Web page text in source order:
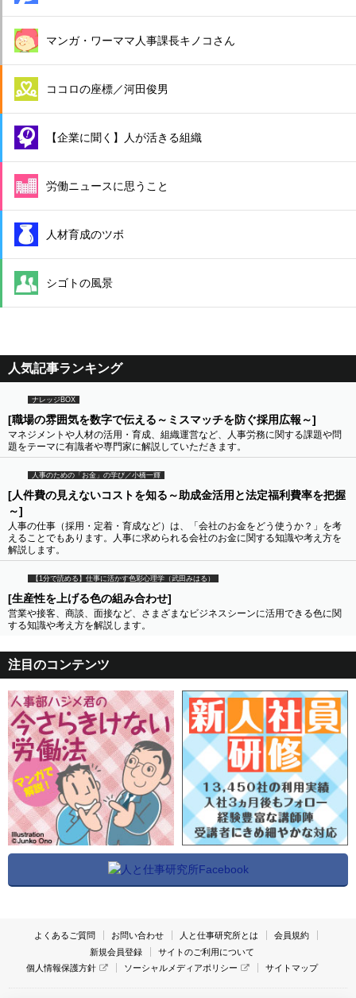
マンガ・ワーママ人事課長キノコさん
ココロの座標／河田俊男
【企業に聞く】人が活きる組織
労働ニュースに思うこと
人材育成のツボ
シゴトの風景
人気記事ランキング
ナレッジBOX
[職場の雰囲気を数字で伝える～ミスマッチを防ぐ採用広報～]
マネジメントや人材の活用・育成、組織運営など、人事労務に関する課題や問
題をテーマに有識者や専門家に解説していただきます。
人事のための「お金」の学び／小橋一輝
[人件費の見えないコストを知る～助成金活用と法定福利費率を把握
～]
人事の仕事（採用・定着・育成など）は、「会社のお金をどう使うか？」を考
えることでもあります。人事に求められる会社のお金に関する知識や考え方を
解説します。
【1分で読める】仕事に活かす色彩心理学（武田みはる）
[生産性を上げる色の組み合わせ]
営業や接客、商談、面接など、さまざまなビジネスシーンに活用できる色に関
する知識や考え方を解説します。
注目のコンテンツ
よくあるご質問 お問い合わせ 人と仕事研究所とは
会員規約
新規会員登録
サイトのご利用について
個人情報保護方針
ソーシャルメディアポリシー サイトマップ